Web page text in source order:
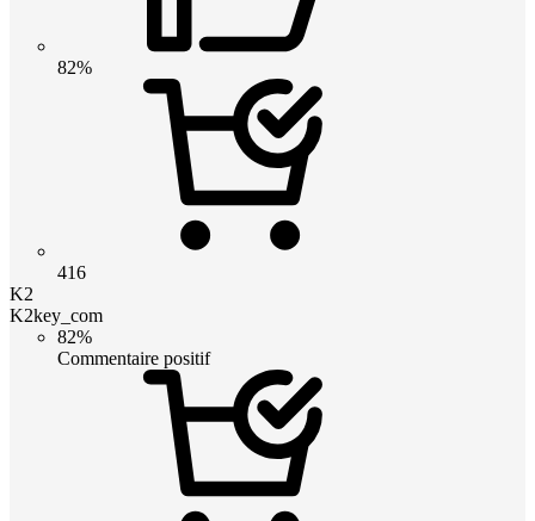
82%
416
K2
K2key_com
82%
Commentaire positif